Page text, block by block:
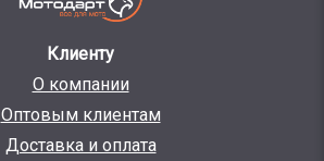
Клиенту
О компании
Оптовым клиентам
Доставка и оплата